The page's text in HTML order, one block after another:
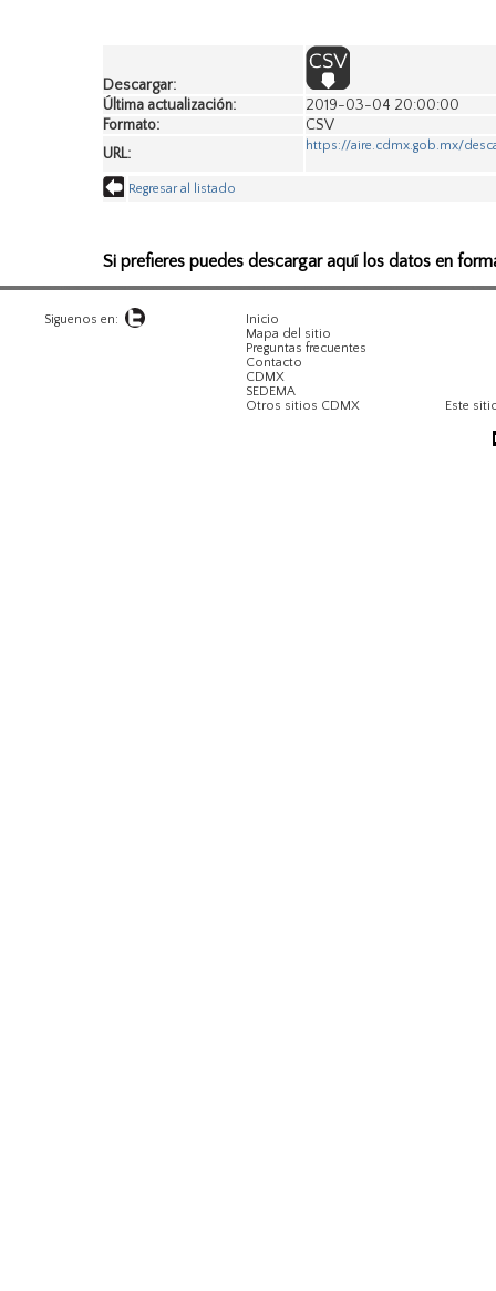
Descargar:
Última actualización:
2019-03-04 20:00:00
Formato:
CSV
URL:
https://aire.cdmx.gob.mx/
Regresar al listado
Si prefieres puedes descargar aquí los datos en
Siguenos en:
Inicio
Mapa del sitio
Preguntas frecuentes
Contacto
CDMX
SEDEMA
Otros sitios CDMX
Este